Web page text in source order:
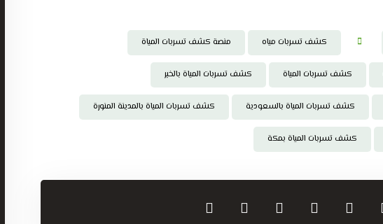
كشف تسربات مياه منصة كشف تسربات المياة
كشف تسربات المياة كشف تسربات المياة بالخبر
كشف تسربات المياة بالسعودية كشف تسربات المياة بالمدينة المنورة
كشف تسربات المياة بمكة